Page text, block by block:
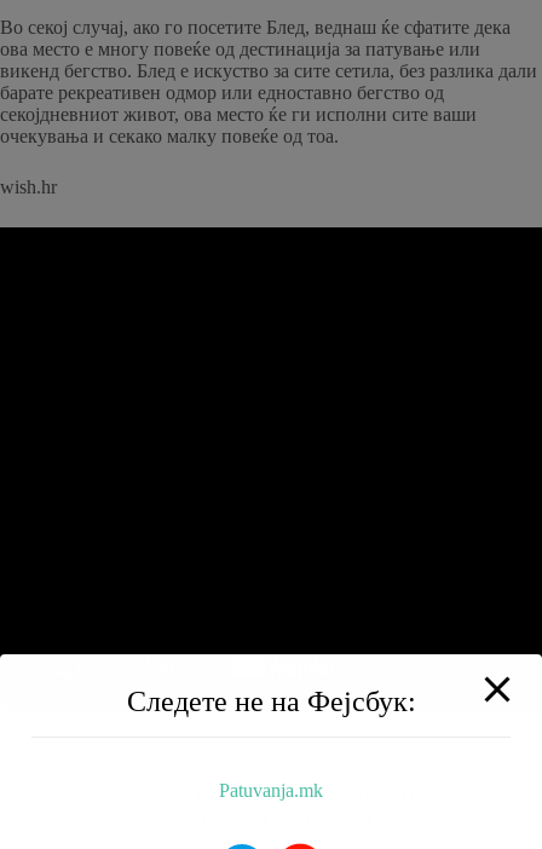
Во секој случај, ако го посетите Блед, веднаш ќе сфатите дека
ова место е многу повеќе од дестинација за патување или
викенд бегство. Блед е искуство за сите сетила, без разлика дали
барате рекреативен одмор или едноставно бегство од
секојдневниот живот, ова место ќе ги исполни сите ваши
очекувања и секако малку повеќе од тоа.
wish.hr
BALKAN TRIP
НИЗ МАКЕДОНИЈА
Следете не на Фејсбук:
Patuvanja.mk